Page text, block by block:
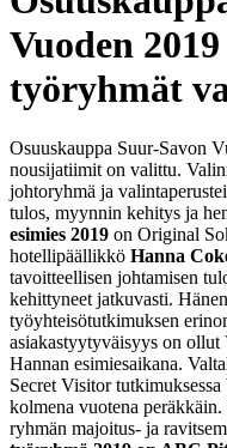
Vuoden
työryhmät
Osuuskauppa Suur-Savon
nousijatiimit on valittu.
johtoryhmä ja
tulos, myynnin kehitys ja
esimies 2019 on Original
hotellipäällikkö Hanna
tavoitteellisen johtamisen
kehittyneet jatkuvasti.
työyhteisötutkimuksen
asiakastyytyväisyys on ollut
Hannan esimiesaikana.
Secret Visitor
kolmena vuotena
ryhmän majoitus- ja